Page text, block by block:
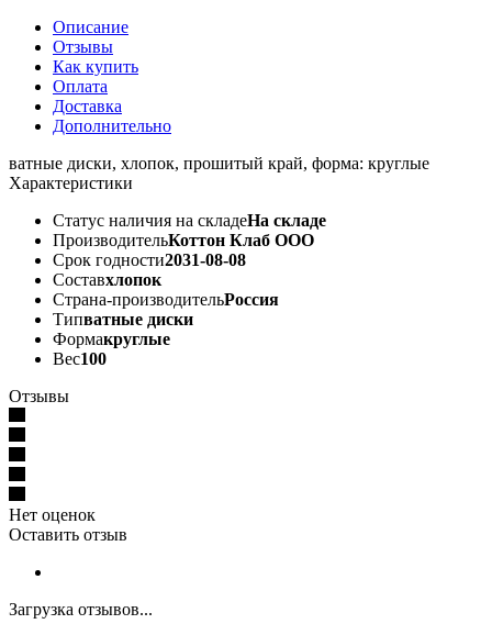
Описание
Отзывы
Как купить
Оплата
Доставка
Дополнительно
ватные диски, хлопок, прошитый край, форма: круглые
Характеристики
Статус наличия на складеНа складе
ПроизводительКоттон Клаб ООО
Срок годности2031-08-08
Составхлопок
Страна-производительРоссия
Типватные диски
Формакруглые
Вес100
Отзывы
Нет оценок
Оставить отзыв
Загрузка отзывов...